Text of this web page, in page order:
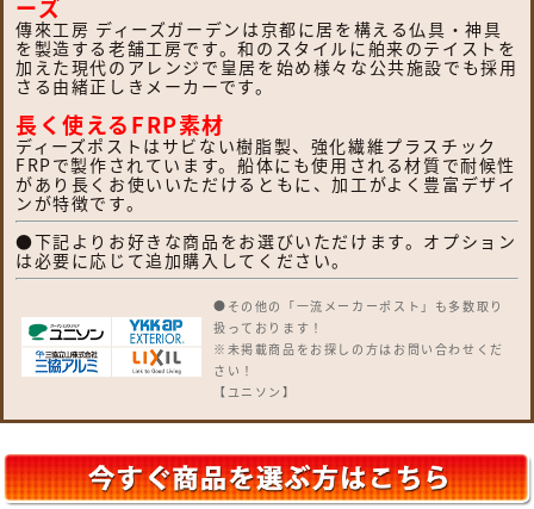
ーズ
傳來工房 ディーズガーデンは京都に居を構える仏具・神具
を製造する老舗工房です。和のスタイルに舶来のテイストを
加えた現代のアレンジで皇居を始め様々な公共施設でも採用
さる由緒正しきメーカーです。
長く使えるFRP素材
ディーズポストはサビない樹脂製、強化繊維プラスチック
FRPで製作されています。船体にも使用される材質で耐候性
があり長くお使いいただけるともに、加工がよく豊富デザイ
ンが特徴です。
●下記よりお好きな商品をお選びいただけます。オプション
は必要に応じて追加購入してください。
●その他の「一流メーカーポスト」も多数取り
扱っております！
※未掲載商品をお探しの方はお問い合わせくだ
さい！
【ユニソン】
サ・テラII・プラスト・ヴィコDB・ヴィコ
WH・ヴィコBI・アンテ・ラディ・ヴィルク・
イオス・ルージュ・コラーナ・オスト・リー